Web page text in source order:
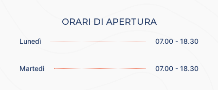
ORARI DI APERTURA
Lunedì 07.00 - 18.30
Martedì 07.00 - 18.30